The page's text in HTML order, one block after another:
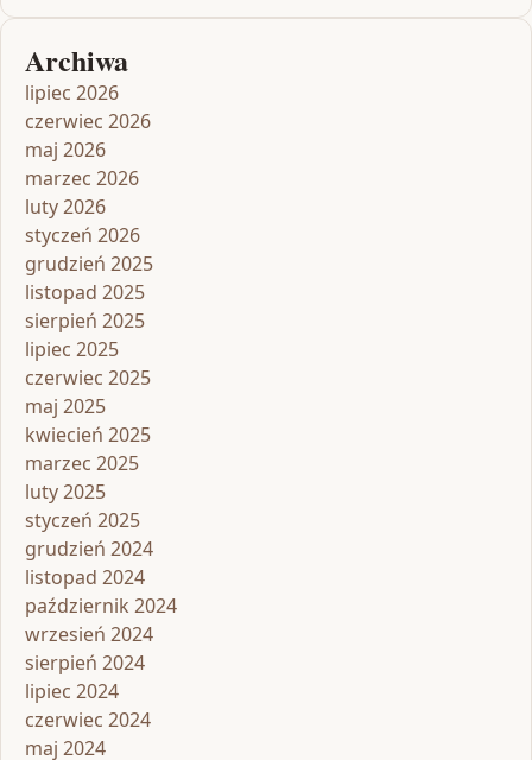
Archiwa
lipiec 2026
czerwiec 2026
maj 2026
marzec 2026
luty 2026
styczeń 2026
grudzień 2025
listopad 2025
sierpień 2025
lipiec 2025
czerwiec 2025
maj 2025
kwiecień 2025
marzec 2025
luty 2025
styczeń 2025
grudzień 2024
listopad 2024
październik 2024
wrzesień 2024
sierpień 2024
lipiec 2024
czerwiec 2024
maj 2024